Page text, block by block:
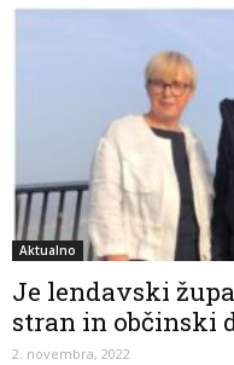
Aktualno
Je lendavski
stran in občinski
2. novembra, 2022